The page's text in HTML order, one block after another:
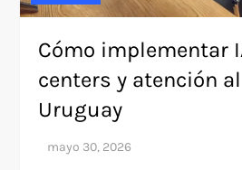
Cómo implementar
centers y atención
Uruguay